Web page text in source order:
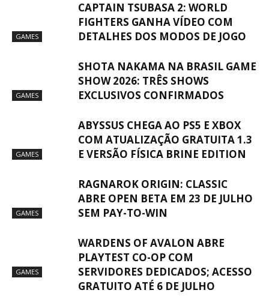
GAMES
CAPTAIN TSUBASA 2: WORLD
FIGHTERS GANHA VÍDEO COM
DETALHES DOS MODOS DE JOGO
GAMES
SHOTA NAKAMA NA BRASIL GAME
SHOW 2026: TRÊS SHOWS
EXCLUSIVOS CONFIRMADOS
GAMES
ABYSSUS CHEGA AO PS5 E XBOX
COM ATUALIZAÇÃO GRATUITA 1.3
E VERSÃO FÍSICA BRINE EDITION
GAMES
RAGNAROK ORIGIN: CLASSIC
ABRE OPEN BETA EM 23 DE JULHO
SEM PAY-TO-WIN
GAMES
WARDENS OF AVALON ABRE
PLAYTEST CO-OP COM
SERVIDORES DEDICADOS; ACESSO
GRATUITO ATÉ 6 DE JULHO